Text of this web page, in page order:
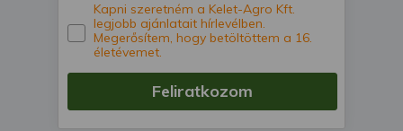
Kapni szeretném a Kelet-Agro Kft.
legjobb ajánlatait hírlevélben.
Megerősítem, hogy betöltöttem a 16.
életévemet.
Feliratkozom